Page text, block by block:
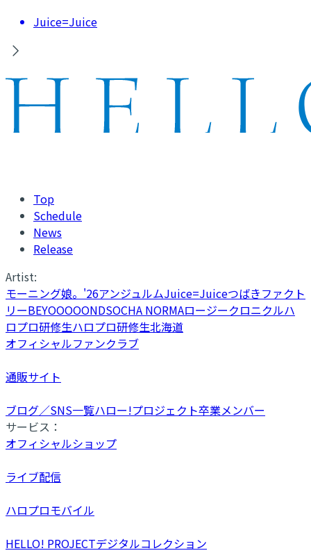
Juice=Juice
Top
Schedule
News
Release
Artist:
モーニング娘。'26アンジュルムJuice=Juiceつばきファクト
リーBEYOOOOONDSOCHA NORMAロージークロニクルハ
ロプロ研修生ハロプロ研修生北海道
オフィシャルファンクラブ
通販サイト
ブログ／SNS一覧ハロー!プロジェクト卒業メンバー
サービス：
オフィシャルショップ
ライブ配信
ハロプロモバイル
HELLO! PROJECTデジタルコレクション